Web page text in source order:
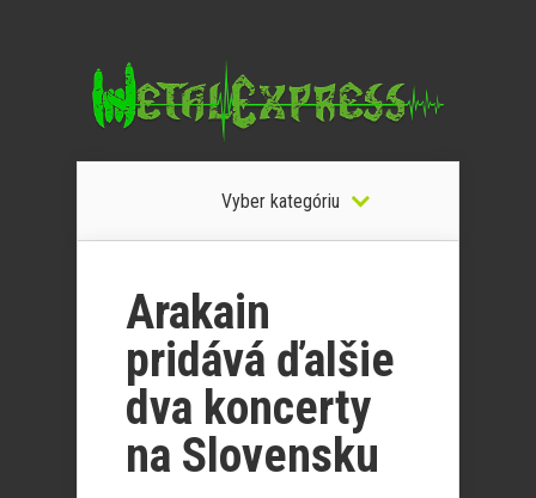
Vyber kategóriu
Arakain
pridává ďalšie
dva koncerty
na Slovensku